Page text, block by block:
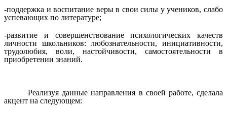
-поддержка и воспитание веры в свои силы у учеников, слабо
успевающих по литературе;
-развитие и совершенствование психологических качеств
личности школьников: любознательности, инициативности,
трудолюбия, воли, настойчивости, самостоятельности в
приобретении знаний.
Реализуя данные направления в своей работе, сделала
акцент на следующем: